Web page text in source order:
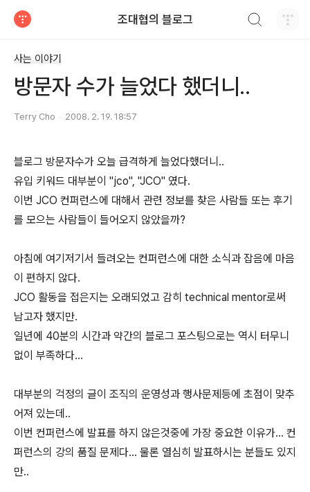
조대협의 블로그
사는 이야기
방문자 수가 늘었다 했더니..
Terry Cho 2008. 2. 19. 18:57
블로그 방문자수가 오늘 급격하게 늘었다했더니..
유입 키워드 대부분이 "jco", "JCO" 였다.
이번 JCO 컨퍼런스에 대해서 관련 정보를 찾은 사람들 또는 후기
를 모으는 사람들이 들어오지 않았을까?
아침에 여기저기서 들려오는 컨퍼런스에 대한 소식과 잡음에 마음
이 편하지 않다.
JCO 활동을 접은지는 오래되었고 감히 technical mentor로써
남고자 했지만.
일년에 40분의 시간과 약간의 블로그 포스팅으로는 역시 터무니
없이 부족하다...
대부분의 걱정의 글이 조직의 운영성과 행사문제등에 초점이 맞추
어져 있는데..
이번 컨퍼런스에 발표를 하지 않은것중에 가장 중요한 이유가... 컨
퍼런스의 강의 품질 문제다... 물론 열심히 발표하시는 분들도 있지
만..